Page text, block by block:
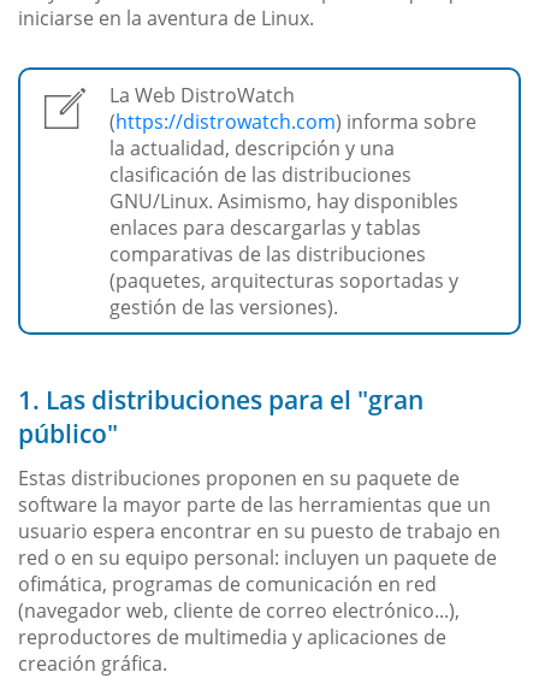
iniciarse en la aventura de Linux.
La Web DistroWatch
(https://distrowatch.com) informa sobre
la actualidad, descripción y una
clasificación de las distribuciones
GNU/Linux. Asimismo, hay disponibles
enlaces para descargarlas y tablas
comparativas de las distribuciones
(paquetes, arquitecturas soportadas y
gestión de las versiones).
1. Las distribuciones para el "gran
público"
Estas distribuciones proponen en su paquete de
software la mayor parte de las herramientas que un
usuario espera encontrar en su puesto de trabajo en
red o en su equipo personal: incluyen un paquete de
ofimática, programas de comunicación en red
(navegador web, cliente de correo electrónico...),
reproductores de multimedia y aplicaciones de
creación gráfica.